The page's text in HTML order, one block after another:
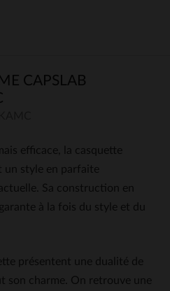
CAPSLAB
efficace, la casquette
un style en parfaite
Sa construction en
à la fois du style et du
présentent une dualité de
son charme. On retrouve une